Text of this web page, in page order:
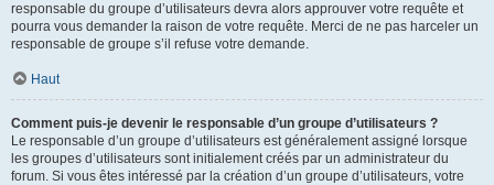
responsable du groupe d’utilisateurs devra alors approuver votre requête et
pourra vous demander la raison de votre requête. Merci de ne pas harceler un
responsable de groupe s’il refuse votre demande.
Haut
Comment puis-je devenir le responsable d’un groupe d’utilisateurs ?
Le responsable d’un groupe d’utilisateurs est généralement assigné lorsque
les groupes d’utilisateurs sont initialement créés par un administrateur du
forum. Si vous êtes intéressé par la création d’un groupe d’utilisateurs, votre